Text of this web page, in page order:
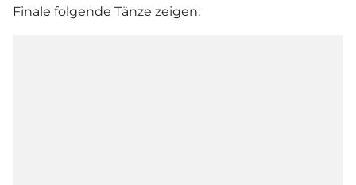
Finale folgende Tänze zeigen: